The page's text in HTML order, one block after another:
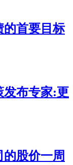
的首要目标
发布专家:更
股价一周